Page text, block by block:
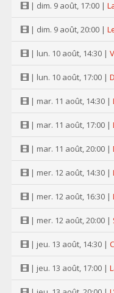
| dim. 9 août, 17:00 |
| dim. 9 août, 20:00 |
| lun. 10 août, 14:30 |
| lun. 10 août, 17:00 |
| mar. 11 août, 14:30 |
| mar. 11 août, 17:00 |
| mar. 11 août, 20:00 |
| mer. 12 août, 14:30 |
| mer. 12 août, 16:30 |
| mer. 12 août, 20:00 |
| jeu. 13 août, 14:30 |
| jeu. 13 août, 17:00 |